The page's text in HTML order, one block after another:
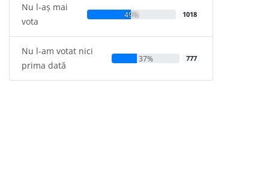
Nu l-aș mai
vota
49% 1018
Nu l-am votat nici
prima dată
37% 777